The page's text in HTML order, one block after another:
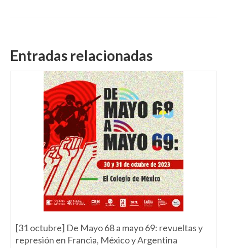
Entradas relacionadas
[31 octubre] De Mayo 68 a mayo 69: revueltas y
represión en Francia, México y Argentina